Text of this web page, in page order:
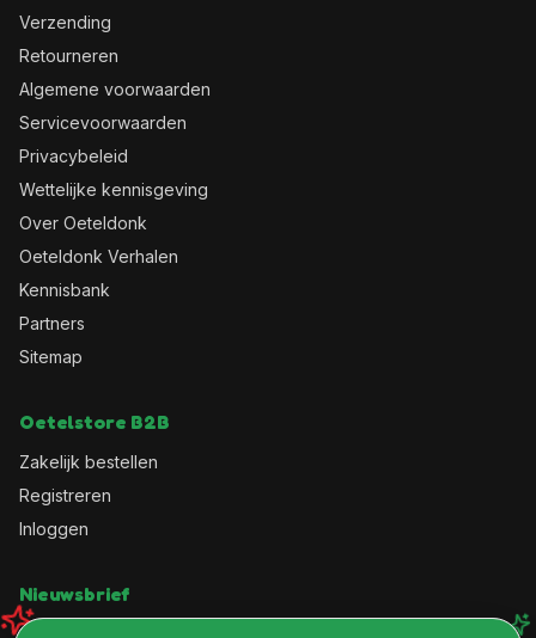
Verzending
Retourneren
Algemene voorwaarden
Servicevoorwaarden
Privacybeleid
Wettelijke kennisgeving
Over Oeteldonk
Oeteldonk Verhalen
Kennisbank
Partners
Sitemap
Oetelstore B2B
Zakelijk bestellen
Registreren
Inloggen
Nieuwsbrief
Schrijf je in en ontvang wekelijks leuke kortingscodes en als